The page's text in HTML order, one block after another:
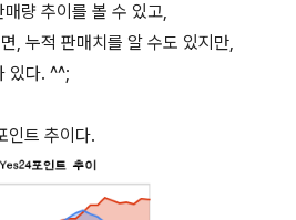
량 추이를 볼 수 있고,
, 누적 판매치를 알 수도 있지만,
있다. ^^;
인트 추이다.